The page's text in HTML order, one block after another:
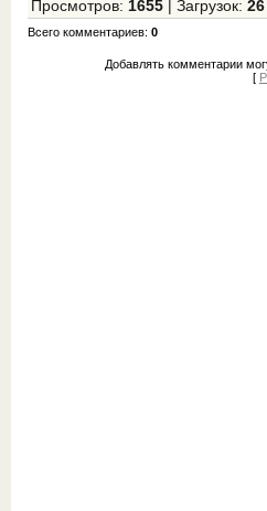
Просмотров: 1655| Загрузок: 26
Всего комментариев: 0
Добавлять комментарии
[